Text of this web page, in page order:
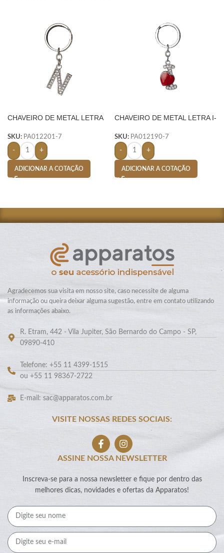
CHAVEIRO DE METAL LETRA
SKU: PA012201-7
- +
ADICIONAR A COTAÇÃO
CHAVEIRO DE METAL LETRA I-
SKU: PA012190-7
- +
ADICIONAR A COTAÇÃO
Agradecemos sua visita em nosso site, caso necessite de alguma
informação ou queira deixar alguma sugestão, entre em contato utilizando
as informações abaixo.
R. Etram, 442 - Vila Jupiter, São Bernardo do Campo - SP,
09890-410
Telefone: +55 11 4399-1515
ou +55 11 98367-2722
E-mail: sac@apparatos.com.br
VISITE NOSSAS REDES SOCIAIS:
ASSINE NOSSA NEWSLETTER
Inscreva-se para a nossa newsletter e fique por dentro das
melhores dicas, novidades e ofertas da Apparatos!